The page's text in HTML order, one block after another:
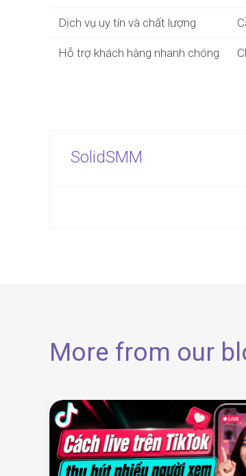
Dịch vụ uy tín và chất lượng
Hỗ trợ khách hàng nhanh chóng
SolidSMM
More from our